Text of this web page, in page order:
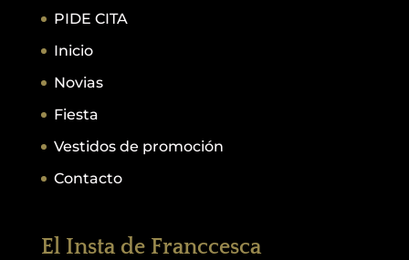
PIDE CITA
Inicio
Novias
Fiesta
Vestidos de promoción
Contacto
El Insta de Franccesca